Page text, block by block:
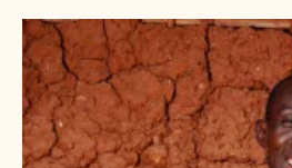
• Consistencia
siempre perfectos.
• Un sabor a chocolate
abanico de opciones de
• Diferentes fluideces